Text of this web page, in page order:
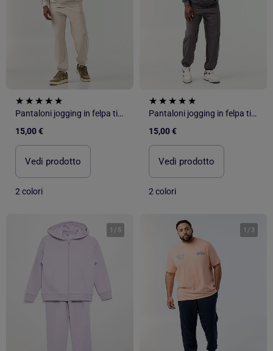
Pantaloni jogging in felpa tinta unita
15,00 €
Vedi prodotto
2 colori
Pantaloni jogging in felpa tinta unita
15,00 €
Vedi prodotto
2 colori
1 / 5 1 / 3